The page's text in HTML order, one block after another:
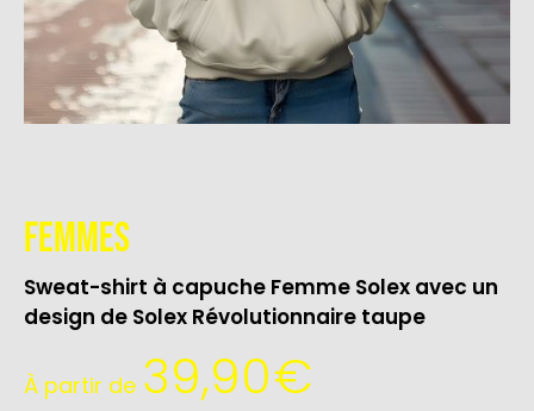
Femmes
Sweat-shirt à capuche Femme Solex avec un
design de Solex Révolutionnaire taupe
À partir de 39,90€